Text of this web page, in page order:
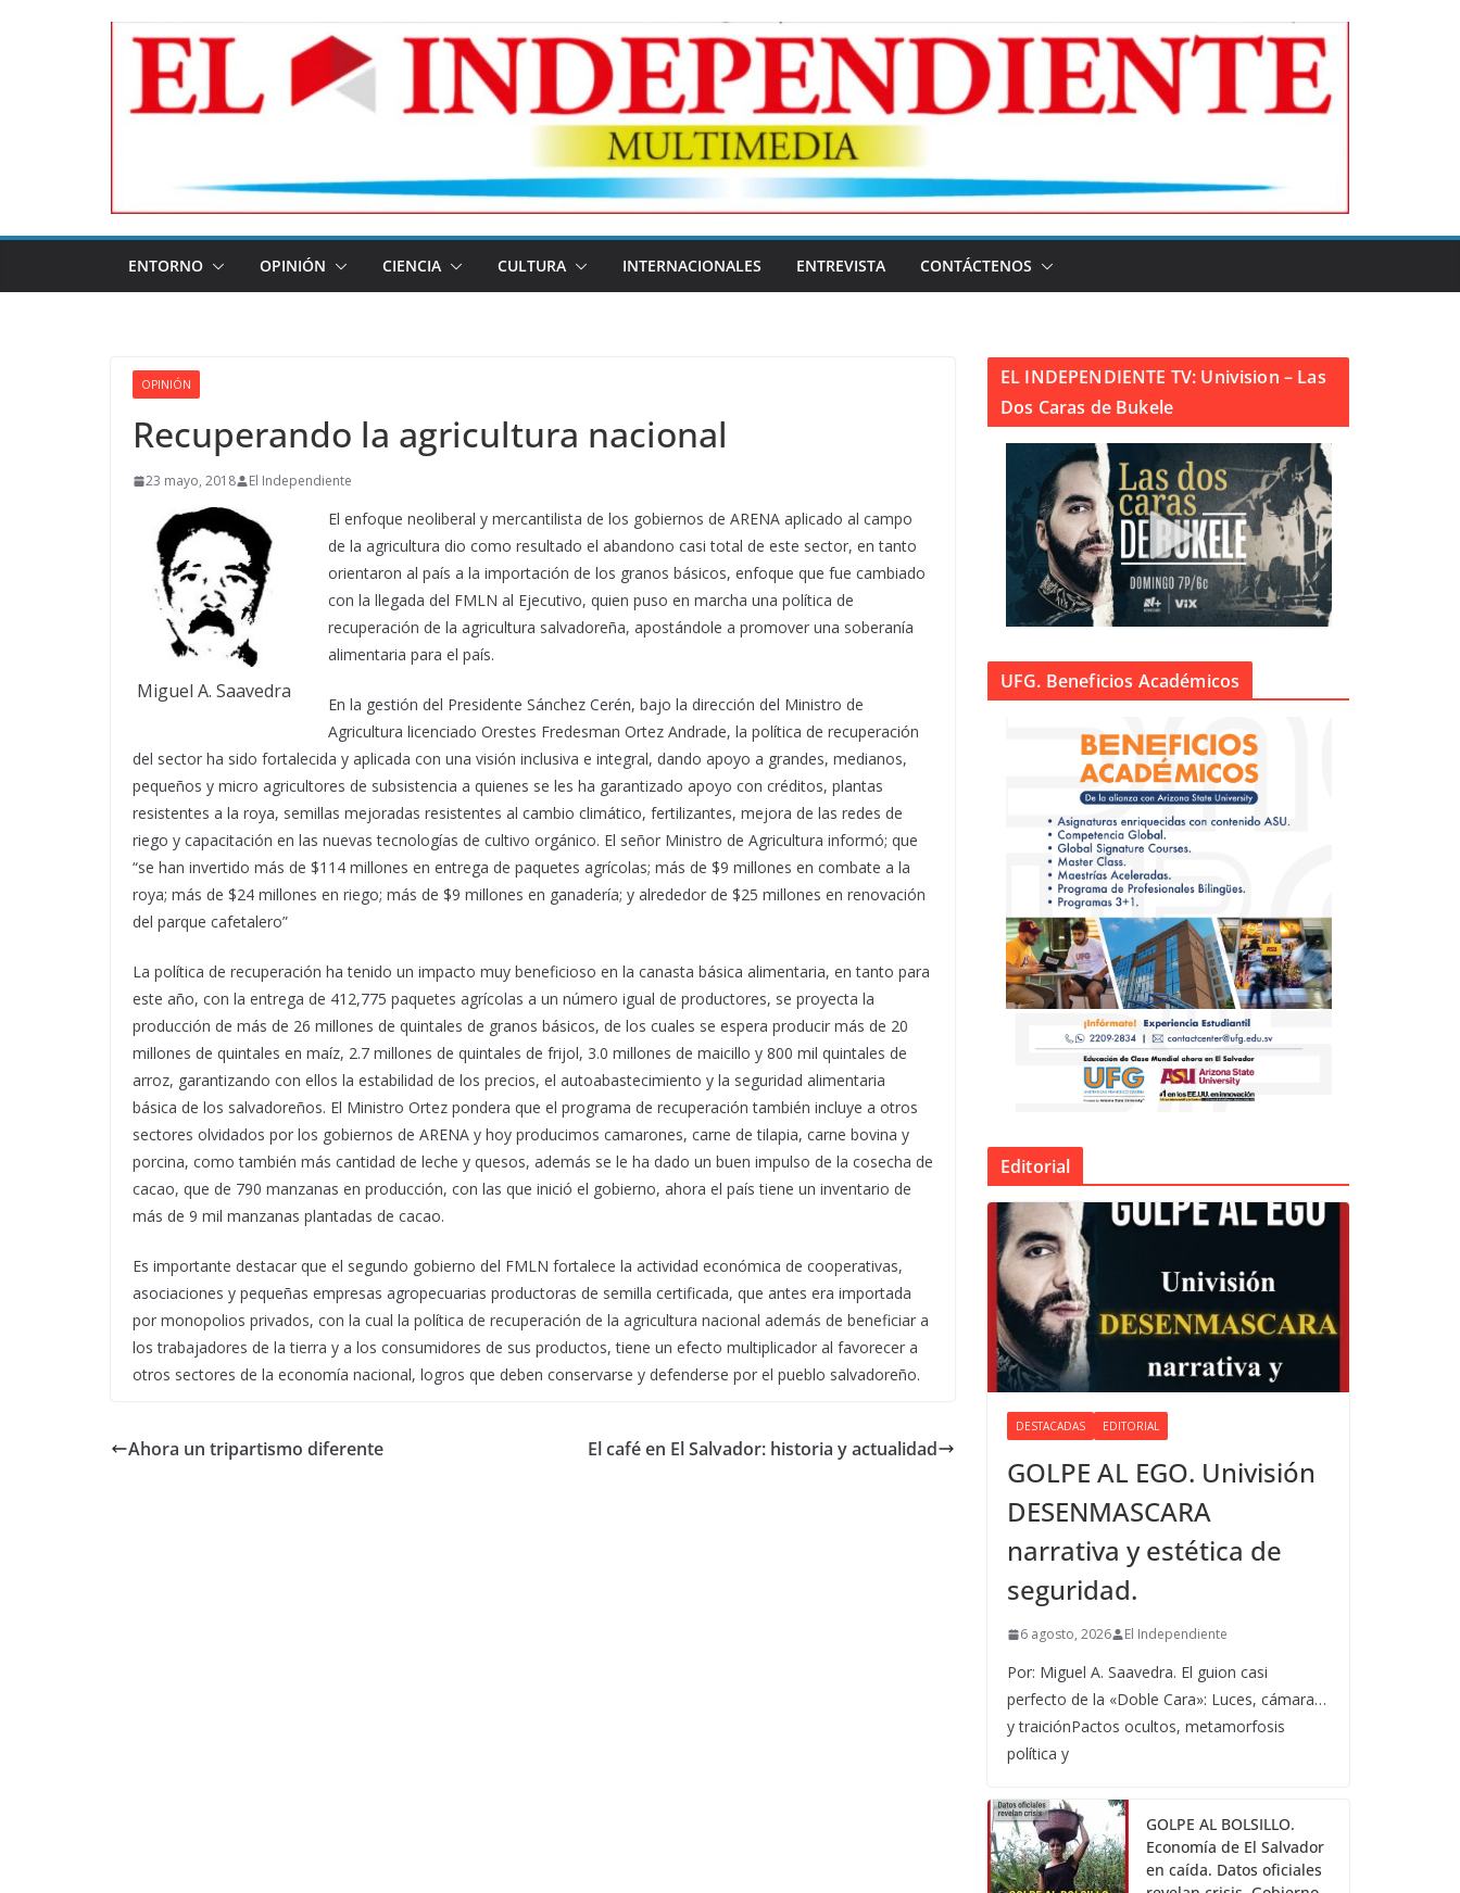
ENTORNO OPINIÓN CIENCIA CULTURA INTERNACIONALES ENTREVISTA CONTÁCTENOS
OPINIÓN
Recuperando la agricultura nacional
23 mayo, 2018 El Independiente
Miguel A. Saavedra
El enfoque neoliberal y mercantilista de los gobiernos de ARENA aplicado al campo
de la agricultura dio como resultado el abandono casi total de este sector, en tanto
orientaron al país a la importación de los granos básicos, enfoque que fue cambiado
con la llegada del FMLN al Ejecutivo, quien puso en marcha una política de
recuperación de la agricultura salvadoreña, apostándole a promover una soberanía
alimentaria para el país.
En la gestión del Presidente Sánchez Cerén, bajo la dirección del Ministro de
Agricultura licenciado Orestes Fredesman Ortez Andrade, la política de recuperación
del sector ha sido fortalecida y aplicada con una visión inclusiva e integral, dando apoyo a grandes, medianos,
pequeños y micro agricultores de subsistencia a quienes se les ha garantizado apoyo con créditos, plantas
resistentes a la roya, semillas mejoradas resistentes al cambio climático, fertilizantes, mejora de las redes de
riego y capacitación en las nuevas tecnologías de cultivo orgánico. El señor Ministro de Agricultura informó; que
“se han invertido más de $114 millones en entrega de paquetes agrícolas; más de $9 millones en combate a la
roya; más de $24 millones en riego; más de $9 millones en ganadería; y alrededor de $25 millones en renovación
del parque cafetalero”
La política de recuperación ha tenido un impacto muy beneficioso en la canasta básica alimentaria, en tanto para
este año, con la entrega de 412,775 paquetes agrícolas a un número igual de productores, se proyecta la
producción de más de 26 millones de quintales de granos básicos, de los cuales se espera producir más de 20
millones de quintales en maíz, 2.7 millones de quintales de frijol, 3.0 millones de maicillo y 800 mil quintales de
arroz, garantizando con ellos la estabilidad de los precios, el autoabastecimiento y la seguridad alimentaria
básica de los salvadoreños. El Ministro Ortez pondera que el programa de recuperación también incluye a otros
sectores olvidados por los gobiernos de ARENA y hoy producimos camarones, carne de tilapia, carne bovina y
porcina, como también más cantidad de leche y quesos, además se le ha dado un buen impulso de la cosecha de
cacao, que de 790 manzanas en producción, con las que inició el gobierno, ahora el país tiene un inventario de
más de 9 mil manzanas plantadas de cacao.
Es importante destacar que el segundo gobierno del FMLN fortalece la actividad económica de cooperativas,
asociaciones y pequeñas empresas agropecuarias productoras de semilla certificada, que antes era importada
por monopolios privados, con la cual la política de recuperación de la agricultura nacional además de beneficiar a
los trabajadores de la tierra y a los consumidores de sus productos, tiene un efecto multiplicador al favorecer a
otros sectores de la economía nacional, logros que deben conservarse y defenderse por el pueblo salvadoreño.
Ahora un tripartismo diferente El café en El Salvador: historia y actualidad
EL INDEPENDIENTE TV: Univision – Las
Dos Caras de Bukele
UFG. Beneficios Académicos
Editorial
DESTACADAS EDITORIAL
GOLPE AL EGO. Univisión
DESENMASCARA
narrativa y estética de
seguridad.
6 agosto, 2026 El Independiente
Por: Miguel A. Saavedra. El guion casi
perfecto de la «Doble Cara»: Luces, cámara…
y traiciónPactos ocultos, metamorfosis
política y
GOLPE AL BOLSILLO.
Economía de El Salvador
en caída. Datos oficiales